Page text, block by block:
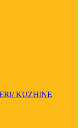
KUZHINE